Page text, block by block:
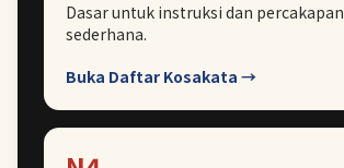
Dasar untuk instruksi dan percakapan
sederhana.
Buka Daftar Kosakata →